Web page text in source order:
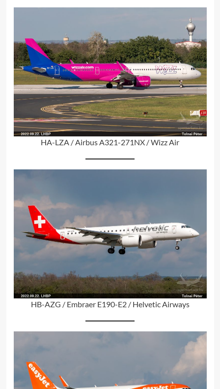
HA-LZA / Airbus A321-271NX / Wizz Air
HB-AZG / Embraer E190-E2 / Helvetic Airways